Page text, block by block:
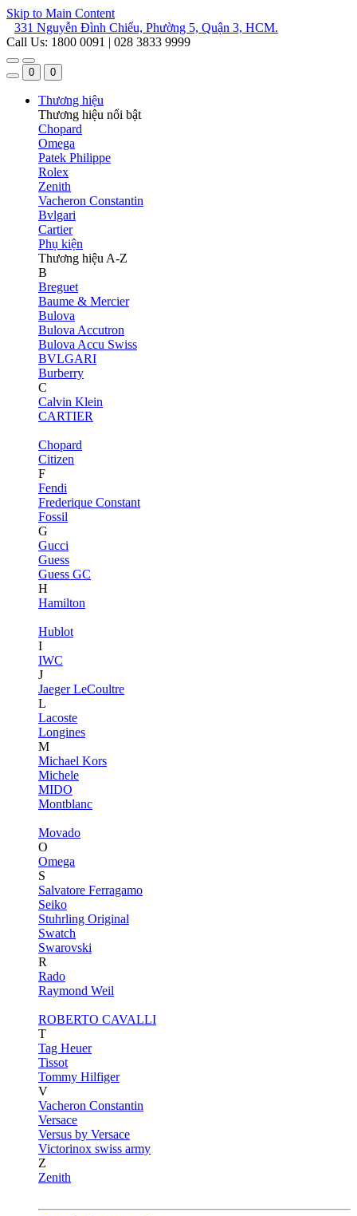
Skip to Main Content
331 Nguyễn Đình Chiểu, Phường 5, Quận 3, HCM.
Call Us: 1800 0091 | 028 3833 9999
0 0
Thương hiệu
Thương hiệu nổi bật
Chopard
Omega
Patek Philippe
Rolex
Zenith
Vacheron Constantin
Bvlgari
Cartier
Phụ kiện
Thương hiệu A-Z
B
Breguet
Baume & Mercier
Bulova
Bulova Accutron
Bulova Accu Swiss
BVLGARI
Burberry
C
Calvin Klein
CARTIER
Chopard
Citizen
F
Fendi
Frederique Constant
Fossil
G
Gucci
Guess
Guess GC
H
Hamilton
Hublot
I
IWC
J
Jaeger LeCoultre
L
Lacoste
Longines
M
Michael Kors
Michele
MIDO
Montblanc
Movado
O
Omega
S
Salvatore Ferragamo
Seiko
Stuhrling Original
Swatch
Swarovski
R
Rado
Raymond Weil
ROBERTO CAVALLI
T
Tag Heuer
Tissot
Tommy Hilfiger
V
Vacheron Constantin
Versace
Versus by Versace
Victorinox swiss army
Z
Zenith